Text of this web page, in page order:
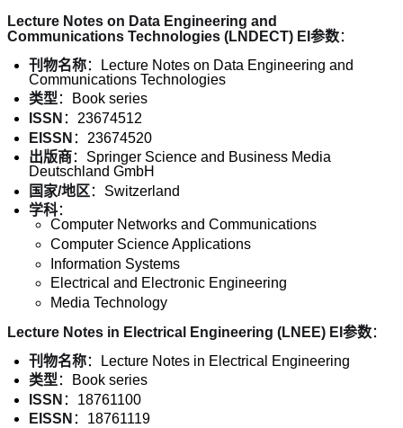
Lecture Notes on Data Engineering and
Communications Technologies (LNDECT) EI参数：
刊物名称：Lecture Notes on Data Engineering and
Communications Technologies
类型 ：Book series
ISSN ：23674512
EISSN ：23674520
出版商：Springer Science and Business Media
Deutschland GmbH
国家/地区 ：Switzerland
学科：
Computer Networks and Communications
Computer Science Applications
Information Systems
Electrical and Electronic Engineering
Media Technology
Lecture Notes in Electrical Engineering (LNEE) EI参数：
刊物名称：Lecture Notes in Electrical Engineering
类型 ：Book series
ISSN ：18761100
EISSN ：18761119